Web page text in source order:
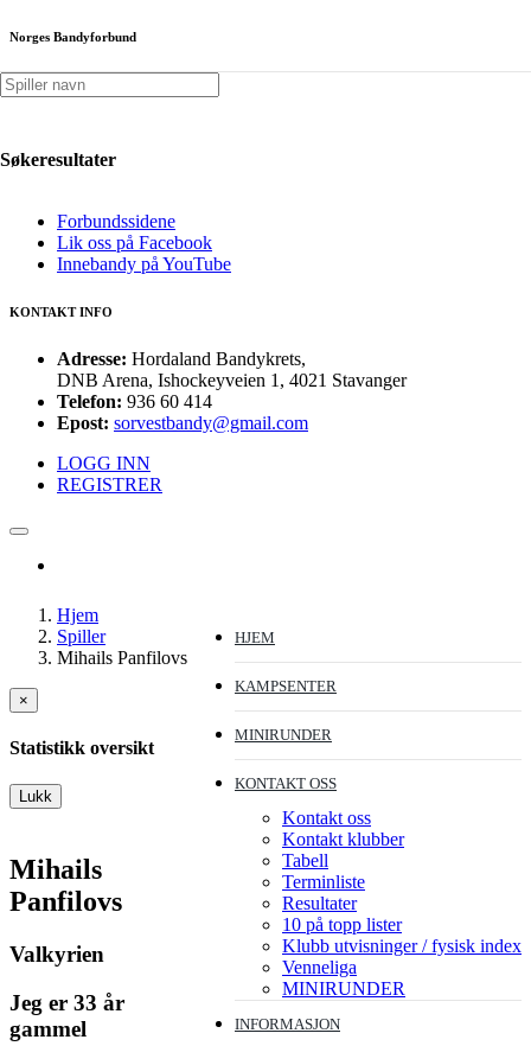
Norges Bandyforbund
Hordaland Bandykrets
Forbundssidene
Lik oss på Facebook
Innebandy på YouTube
KONTAKT INFO
Adresse: Hordaland Bandykrets,
DNB Arena, Ishockeyveien 1, 4021 Stavanger
Telefon: 936 60 414
Epost: sorvestbandy@gmail.com
LOGG INN
REGISTRER
Søkeresultater
HJEM
KAMPSENTER
MINIRUNDER
KONTAKT OSS
Kontakt oss
Kontakt klubber
Tabell
Terminliste
Resultater
10 på topp lister
Klubb utvisninger / fysisk index
Venneliga
MINIRUNDER
INFORMASJON
Hjem
Spiller
Mihails Panfilovs
×
Statistikk oversikt
Lukk
Mihails
Panfilovs
Valkyrien
Jeg er 33 år
gammel